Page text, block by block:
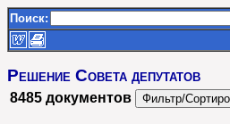
Поиск:
Решение Совета депутатов
8485 документов